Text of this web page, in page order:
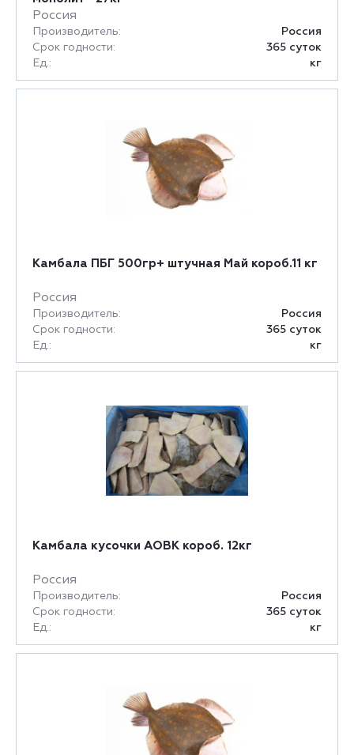
Россия
Производитель:
Россия
Срок годности:
365 суток
Ед.:
кг
Камбала ПБГ 500гр+ штучная Май короб.11 кг
Россия
Производитель:
Россия
Срок годности:
365 суток
Ед.:
кг
Камбала кусочки АОВК короб. 12кг
Россия
Производитель:
Россия
Срок годности:
365 суток
Ед.:
кг